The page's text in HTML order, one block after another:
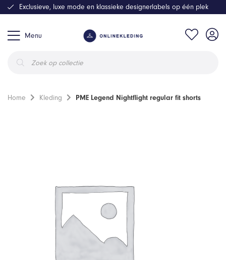
Menu
zoeken
Exclusieve, luxe mode en klassieke designerlabels op één plek
Home Kleding PME Legend Nightflight regular fit shorts